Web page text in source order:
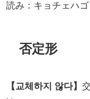
読み：キョチェハ
否定形
【교체하지 않다】